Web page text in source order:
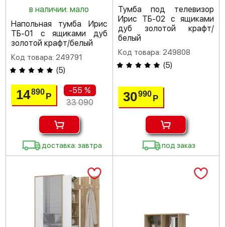
в наличии: мало
Напольная тумба Ирис
ТБ-01 с ящиками дуб
золотой крафт/белый
Код товара: 249791
(5)
14890Р
-55 %
33 090
доставка: завтра
Тумба под телевизор
Ирис ТБ-02 с ящиками
дуб золотой крафт/
белый
Код товара: 249808
(5)
30990 Р
под заказ